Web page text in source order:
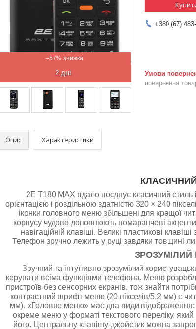
–57%
2 дні
+380 (67)
повернення
Опис Характеристики
2E T180 MAX вдало поєднує класичний стиль
орієнтацією і роздільною здатністю 320 × 240
іконки головного меню збільшені для кращої
корпусу чудово доповнюють помаранчеві
навігаційній клавіші. Великі пластикові
Телефон зручно лежить у руці завдяки товщині
ЗРОЗУМІЛИЙ
Зручний та інтуїтивно зрозумілий
керувати всіма функціями телефона. Меню
пристроїв без сенсорних екранів, тож знайти
контрастний шрифт меню (20 пікселів/5,2 мм) є
мм). «Головне меню» має два види відображення:
окреме меню у форматі текстового переліку,
його. Центральну клавішу-джойстик можна